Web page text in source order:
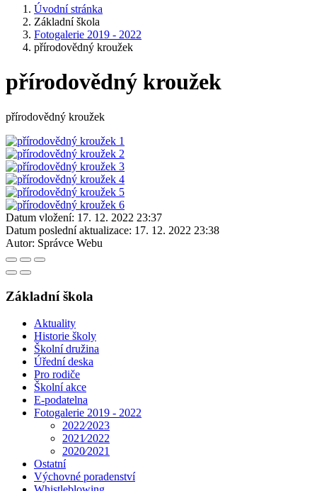
Úvodní stránka
Základní škola
Fotogalerie 2019 - 2022
přírodovědný kroužek
přírodovědný kroužek
přírodovědný kroužek
Datum vložení: 17. 12. 2022 23:37
Datum poslední aktualizace: 17. 12. 2022 23:38
Autor: Správce Webu
Základní škola
Aktuality
Historie školy
Školní družina
Úřední deska
Pro rodiče
Školní akce
E-podatelna
Fotogalerie 2019 - 2022
2022⁄2023
2021⁄2022
2020⁄2021
Ostatní
Výchovné poradenství